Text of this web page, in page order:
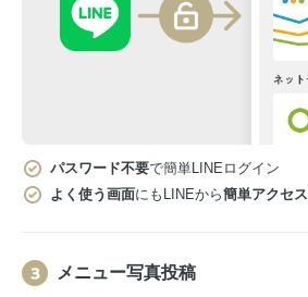
パスワード不要で簡単LINEログイン
よく使う画面にもLINEから簡単アクセス
メニュー写真投稿